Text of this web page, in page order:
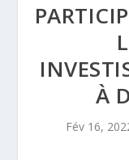
À
Fév 16,